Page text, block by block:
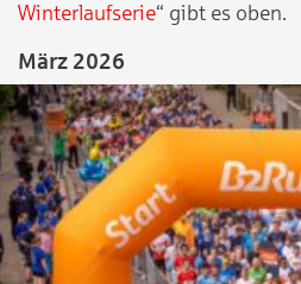
Winterlaufserie“ gibt es oben.
März 2026